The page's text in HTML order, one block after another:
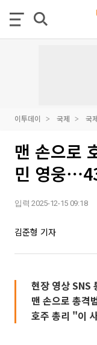
이투데이 국제 국
맨 손으로
민 영웅
입력 2025-12-15 09:18
김준형 기자
현장 영상 SNS
맨 손으로 총격
호주 총리 "이